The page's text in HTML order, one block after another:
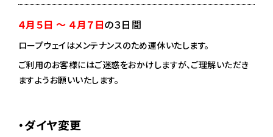
４月５日 ～ ４月７日の３日間
ロープウェイはメンテナンスのため運休いたします。
ご利用のお客様にはご迷惑をおかけしますが、ご理解いただき
ますようお願いいたします。
・ダイヤ変更